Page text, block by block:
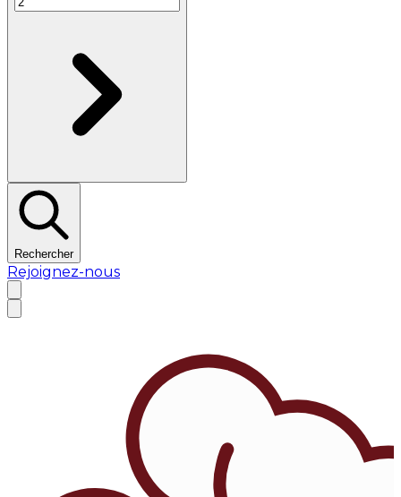
Rechercher
Rejoignez-nous